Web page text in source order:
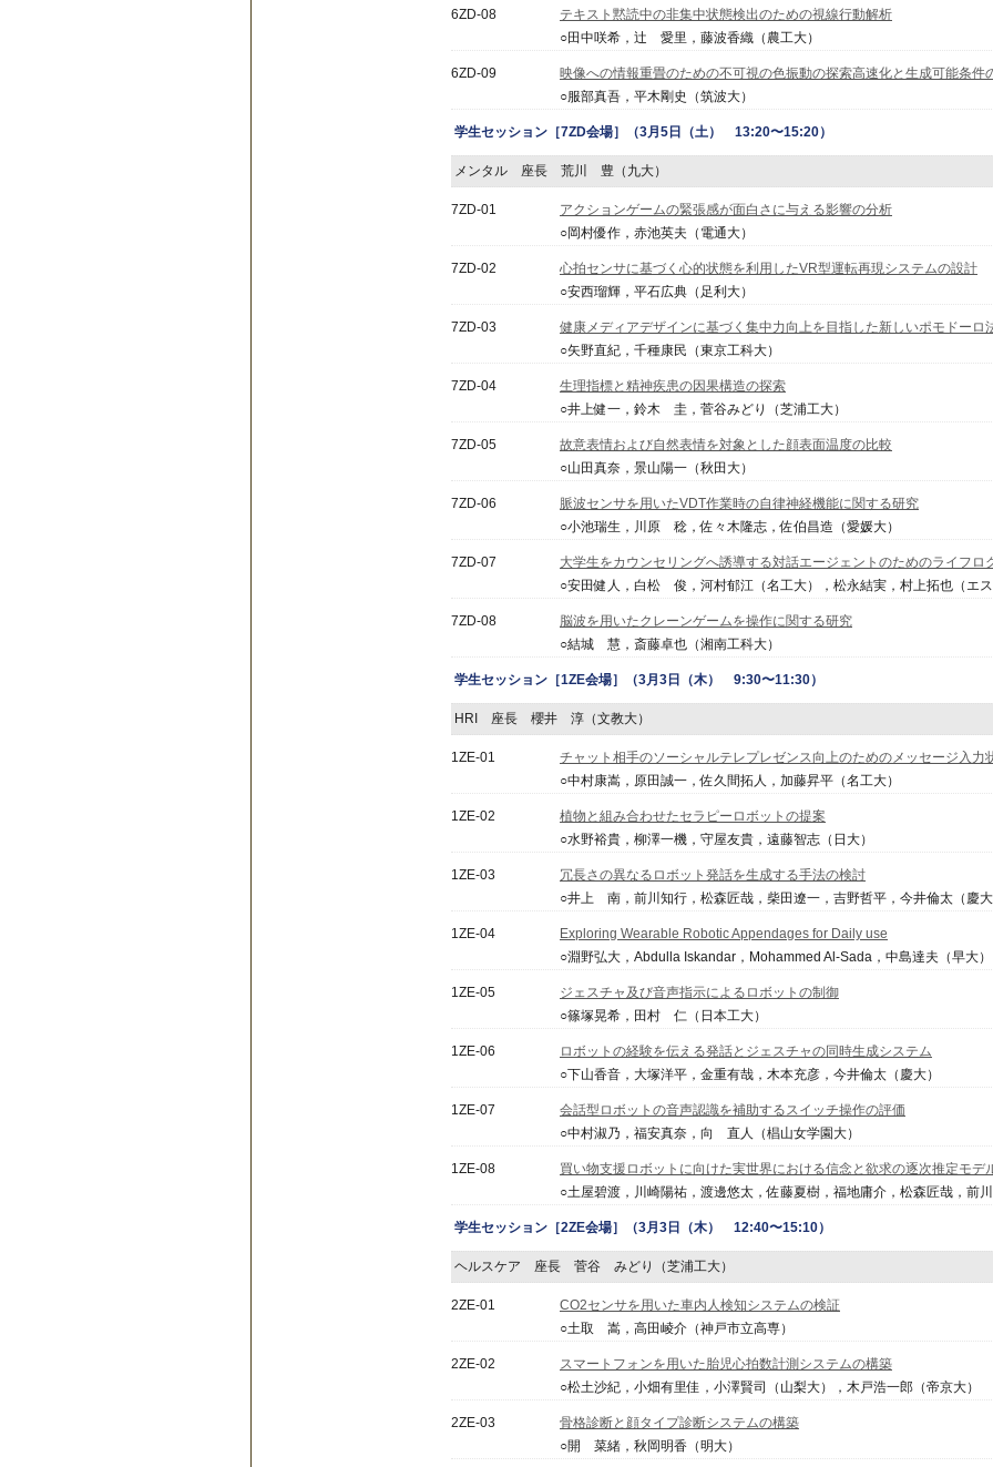
6ZD-08
テキスト黙読中の非集中状態検出のための視線行動解析
○田中咲希，辻 愛里，藤波香織（農工大）
6ZD-09
映像への情報重畳のための不可視の色振動の探索高速化と生成可能条件
○服部真吾，平木剛史（筑波大）
学生セッション ［7ZD会場］（3月5日（土） 13:20〜15:20）
メンタル 座長 荒川 豊（九大）
7ZD-01
アクションゲームの緊張感が面白さに与える影響の分析
○岡村優作，赤池英夫（電通大）
7ZD-02
心拍センサに基づく心的状態を利用したVR型運転再現システムの設計
○安西瑠輝，平石広典（足利大）
7ZD-03
健康メディアデザインに基づく集中力向上を目指した新しいポモドーロ
○矢野直紀，千種康民（東京工科大）
7ZD-04
生理指標と精神疾患の因果構造の探索
○井上健一，鈴木 圭，菅谷みどり（芝浦工大）
7ZD-05
故意表情および自然表情を対象とした顔表面温度の比較
○山田真奈，景山陽一（秋田大）
7ZD-06
脈波センサを用いたVDT作業時の自律神経機能に関する研究
○小池瑞生，川原 稔，佐々木隆志，佐伯昌造（愛媛大）
7ZD-07
大学生をカウンセリングへ誘導する対話エージェントのためのライフロ
○安田健人，白松 俊，河村郁江（名工大），松永結実，村上拓也（エス
7ZD-08
脳波を用いたクレーンゲームを操作に関する研究
○結城 慧，斎藤卓也（湘南工科大）
学生セッション ［1ZE会場］（3月3日（木） 9:30〜11:30）
HRI 座長 櫻井 淳（文教大）
1ZE-01
チャット相手のソーシャルテレプレゼンス向上のためのメッセージ入力
○中村康嵩，原田誠一，佐久間拓人，加藤昇平（名工大）
1ZE-02
植物と組み合わせたセラピーロボットの提案
○水野裕貴，柳澤一機，守屋友貴，遠藤智志（日大）
1ZE-03
冗長さの異なるロボット発話を生成する手法の検討
○井上 南，前川知行，松森匠哉，柴田遼一，吉野哲平，今井倫太（慶大
1ZE-04
Exploring Wearable Robotic Appendages for Daily use
○淵野弘大，Abdulla Iskandar，Mohammed Al-Sada，中島達夫（早大）
1ZE-05
ジェスチャ及び音声指示によるロボットの制御
○篠塚晃希，田村 仁（日本工大）
1ZE-06
ロボットの経験を伝える発話とジェスチャの同時生成システム
○下山香音，大塚洋平，金重有哉，木本充彦，今井倫太（慶大）
1ZE-07
会話型ロボットの音声認識を補助するスイッチ操作の評価
○中村淑乃，福安真奈，向 直人（椙山女学園大）
1ZE-08
買い物支援ロボットに向けた実世界における信念と欲求の逐次推定モデ
○土屋碧渡，川崎陽祐，渡邊悠太，佐藤夏樹，福地庸介，松森匠哉，前
学生セッション ［2ZE会場］（3月3日（木） 12:40〜15:10）
ヘルスケア 座長 菅谷 みどり（芝浦工大）
2ZE-01
CO2センサを用いた車内人検知システムの検証
○土取 嵩，高田崚介（神戸市立高専）
2ZE-02
スマートフォンを用いた胎児心拍数計測システムの構築
○松土沙紀，小畑有里佳，小澤賢司（山梨大），木戸浩一郎（帝京大）
2ZE-03
骨格診断と顔タイプ診断システムの構築
○開 菜緒，秋岡明香（明大）